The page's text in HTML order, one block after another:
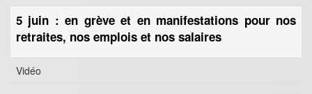
5 juin : en grève et en manifestations pour nos
retraites, nos emplois et nos salaires
Vidéo